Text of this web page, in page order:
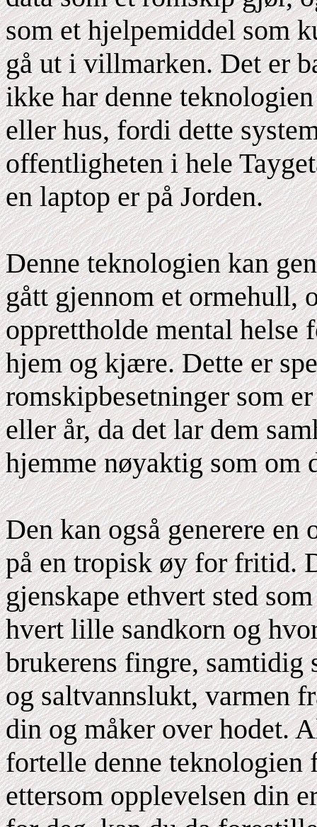
som et hjelpemiddel som
gå ut i villmarken. Det er
ikke har denne
eller hus, fordi dette
offentligheten i hele
en laptop er på Jorden.
Denne teknologien kan
gått gjennom et ormehull,
opprettholde mental helse
hjem og kjære. Dette er
romskipbesetninger som
eller år, da det lar dem
hjemme nøyaktig som om
Den kan også generere en
på en tropisk øy for fritid.
gjenskape ethvert sted
hvert lille sandkorn og
brukerens fingre, samtidig
og saltvannslukt, varmen
din og måker over hodet.
fortelle denne
ettersom opplevelsen din